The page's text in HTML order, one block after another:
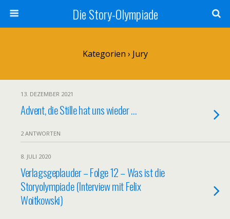
Die Story-Olympiade
Kategorien › Jury
13. DEZEMBER 2021
Advent, die Stille hat uns wieder …
2 ANTWORTEN
8. JULI 2020
Verlagsgeplauder – Folge 12 – Was ist die
Storyolympiade (Interview mit Felix
Woitkowski)